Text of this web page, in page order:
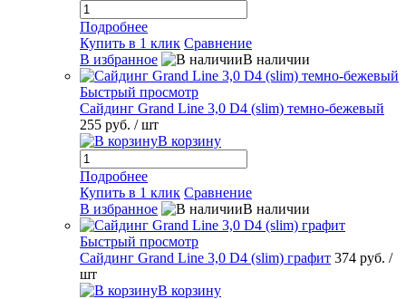
Подробнее
Купить в 1 клик Сравнение
В избранное
В наличии
Быстрый просмотр
Сайдинг Grand Line 3,0 D4 (slim) темно-бежевый
255 руб. / шт
В корзину
Подробнее
Купить в 1 клик Сравнение
В избранное
В наличии
Быстрый просмотр
Сайдинг Grand Line 3,0 D4 (slim) графит 374 руб. /
шт
В корзину